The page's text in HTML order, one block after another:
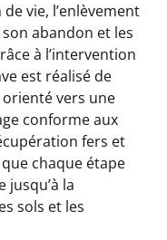
vie, l’enlèvement
abandon et les
à l’intervention
est réalisé de
orienté vers une
conforme aux
fers et
chaque étape
la
sols et les